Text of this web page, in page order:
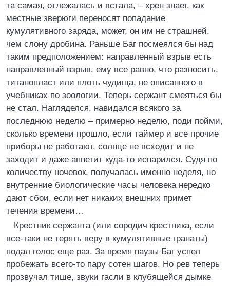
та самая, отлежалась и встала, – хрен знает, как
местные зверюги переносят попадание
кумулятивного заряда, может, он им не страшней,
чем слону дробина. Раньше Баг посмеялся бы над
таким предположением: направленный взрыв есть
направленный взрыв, ему все равно, что разносить,
титанопласт или плоть чудища, не описанного в
учебниках по зоологии. Теперь сержант смеяться бы
не стал. Нагляделся, навидался всякого за
последнюю неделю – примерно неделю, поди пойми,
сколько времени прошло, если таймер и все прочие
приборы не работают, солнце не всходит и не
заходит и даже аппетит куда-то испарился. Судя по
количеству ночевок, получалась именно неделя, но
внутренние биологические часы человека нередко
дают сбои, если нет никаких внешних примет
течения времени…
Крестник сержанта (или сородич крестника, если
все-таки не терять веру в кумулятивные гранаты)
подал голос еще раз. За время паузы Баг успел
пробежать всего-то пару сотен шагов. Но рев теперь
прозвучал тише, звуки гасли в клубящейся дымке